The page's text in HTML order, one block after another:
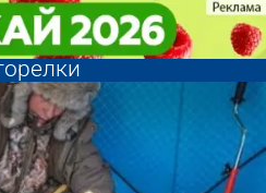
рыбаки рискуют
в палатках
рыбаки рискуют
в палатках
по
и